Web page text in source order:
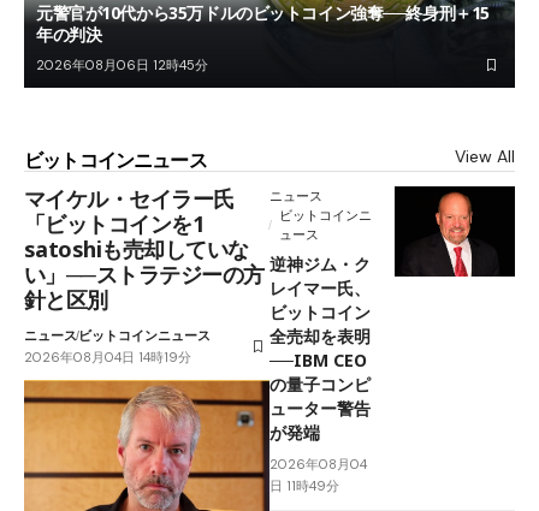
元警官が10代から35万ドルのビットコイン強奪──終身刑＋15
年の判決
2026年08月06日 12時45分
ビットコインニュース View All
マイケル・セイラー氏
「ビットコインを1
satoshiも売却していな
い」──ストラテジーの方
針と区別
ニュースビットコインニュース
2026年08月04日 14時19分
ニュース
ビットコインニ
ュース
逆神ジム・ク
レイマー氏、
ビットコイン
全売却を表明
──IBM CEO
の量子コンピ
ューター警告
が発端
2026年08月04
日 11時49分